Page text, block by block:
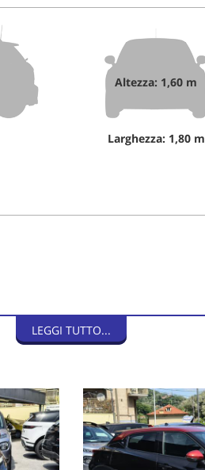
Altezza: 1,60 m
Larghezza: 1,80 m
LEGGI TUTTO...